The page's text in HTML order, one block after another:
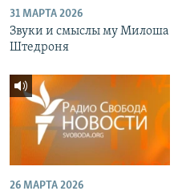
31 МАРТА 2026
Звуки и смыслы му Милоша
Штедроня
26 МАРТА 2026